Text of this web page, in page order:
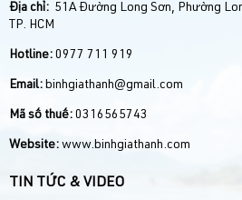
Địa chỉ: 51A Đường Long Sơn, Phường
TP. HCM
Hotline: 0977 711 919
Email: binhgiathanh@gmail.com
Mã số thuế: 0316565743
Website: www.binhgiathanh.com
TIN TỨC & VIDEO